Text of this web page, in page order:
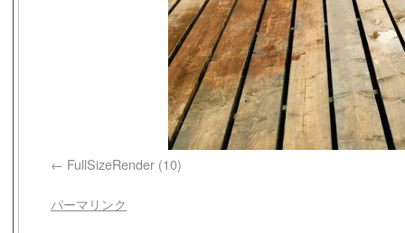
FullSizeRender (10)
パーマリンク